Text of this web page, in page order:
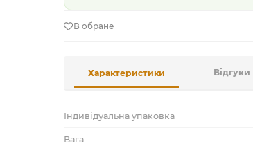
В обране
Характеристики Відгуки
Індивідуальна упаковка
Вага